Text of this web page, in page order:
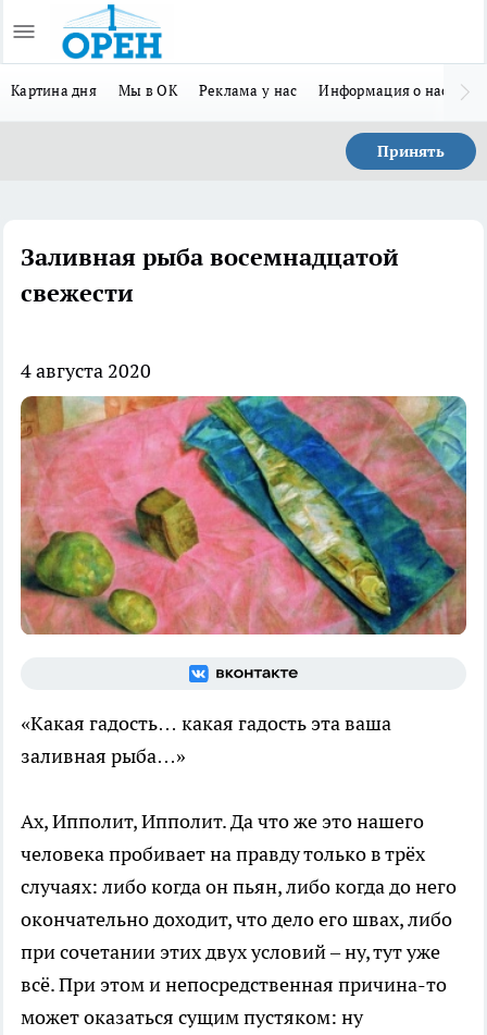
Картина дня Мы в ОК Реклама у нас Информация о нас
Принять
Заливная рыба восемнадцатой
свежести
4 августа 2020
«Какая гадость… какая гадость эта ваша
заливная рыба…»
Ах, Ипполит, Ипполит. Да что же это нашего
человека пробивает на правду только в трёх
случаях: либо когда он пьян, либо когда до него
окончательно доходит, что дело его швах, либо
при сочетании этих двух условий – ну, тут уже
всё. При этом и непосредственная причина-то
может оказаться сущим пустяком: ну